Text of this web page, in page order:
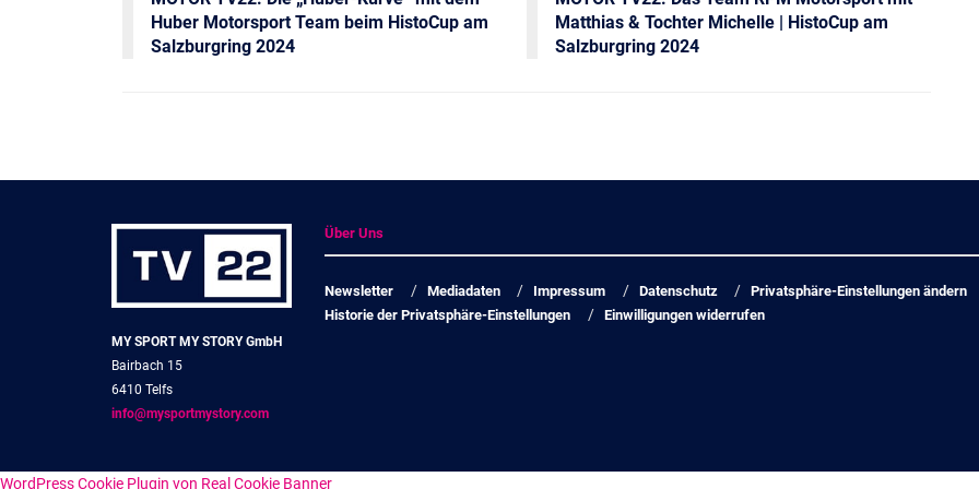
Huber Motorsport Team beim HistoCup am
Salzburgring 2024
Matthias & Tochter Michelle | HistoCup am
Salzburgring 2024
MY SPORT MY STORY GmbH
Bairbach 15
6410 Telfs
info@mysportmystory.com
Über Uns
Newsletter Mediadaten Impressum Datenschutz
Privatsphäre-Einstellungen ändern
Historie der Privatsphäre-Einstellungen
Einwilligungen widerrufen
WordPress Cookie Plugin von Real Cookie Banner